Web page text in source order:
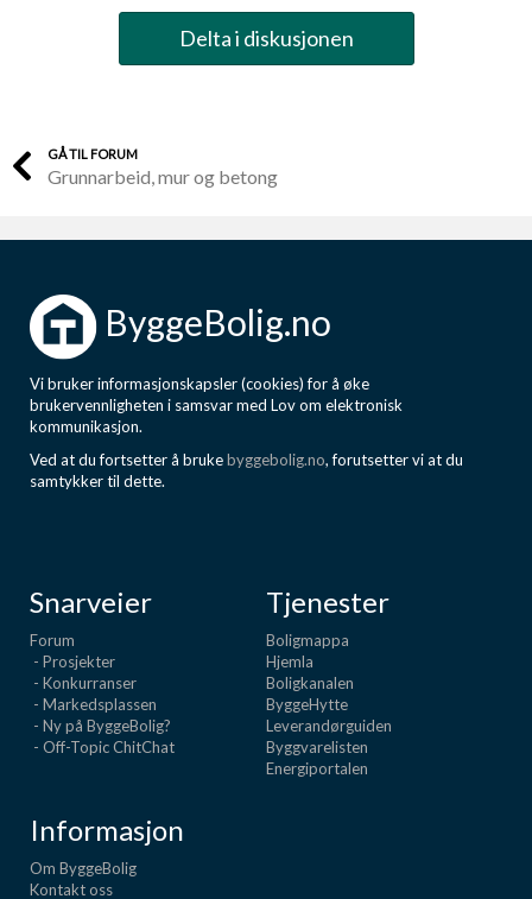
Delta i diskusjonen
GÅ TIL FORUM
Grunnarbeid, mur og betong
ByggeBolig.no
Vi bruker informasjonskapsler (cookies) for å øke
brukervennligheten i samsvar med Lov om elektronisk
kommunikasjon.
Ved at du fortsetter å brukebyggebolig.no, forutsetter vi at du
samtykker til dette.
Snarveier
Forum
- Prosjekter
- Konkurranser
- Markedsplassen
- Ny på ByggeBolig?
- Off-Topic ChitChat
Tjenester
Boligmappa
Hjemla
Boligkanalen
ByggeHytte
Leverandørguiden
Byggvarelisten
Energiportalen
Informasjon
Om ByggeBolig
Kontakt oss